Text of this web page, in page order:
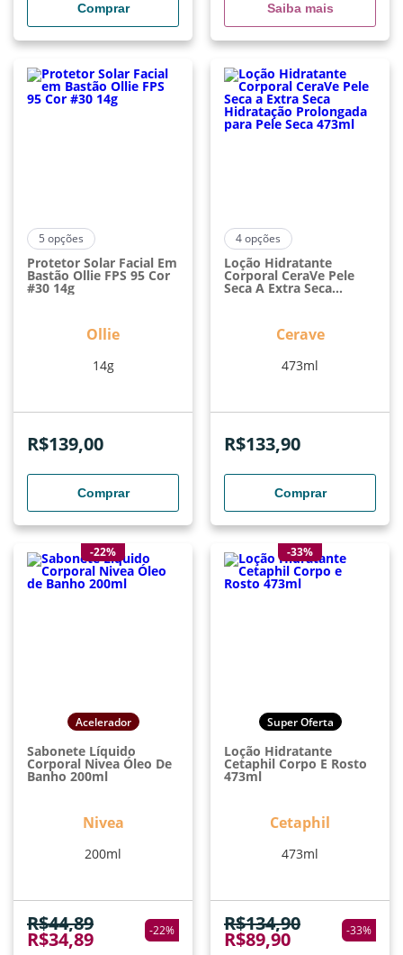
Comprar Saiba mais
5 opções
Protetor Solar Facial Em
Bastão Ollie FPS 95 Cor
#30 14g
Ollie
14g
R$139,00
Comprar
4opções
Loção Hidratante
Corporal CeraVe Pele
Seca A Extra Seca
Cerave
473ml
R$133,90
Comprar
-22%
Acelerador
Sabonete Líquido
Corporal Nivea Óleo De
Banho 200ml
Nivea
200ml
R$44,89
R$34,89 -22%
-33%
Super Oferta
Loção Hidratante
Cetaphil Corpo E Rosto
473ml
Cetaphil
473ml
R$134,90
R$89,90 -33%